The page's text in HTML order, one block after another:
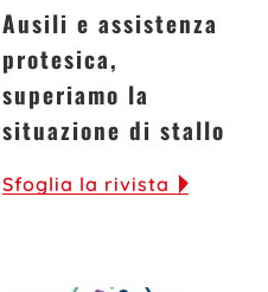
Ausili e assistenza
protesica,
superiamo la
situazione di stallo
Sfoglia la rivista